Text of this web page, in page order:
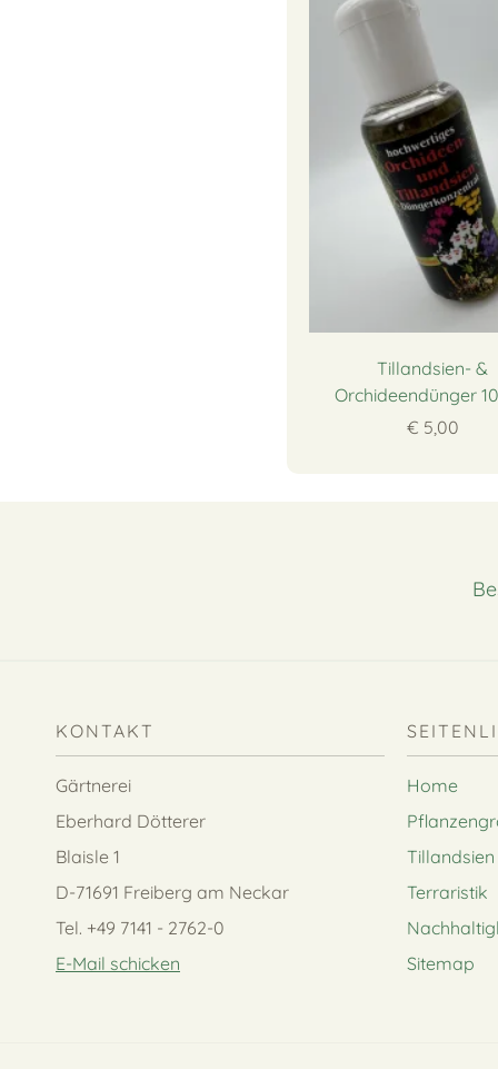
Tillandsien- &
Orchideendünger
€ 5,00
KONTAKT
Gärtnerei
Eberhard Dötterer
Blaisle 1
D-71691 Freiberg am Neckar
Tel. +49 7141 - 2762-0
E-Mail schicken
Home
Tillandsien
Terraristik
Sitemap